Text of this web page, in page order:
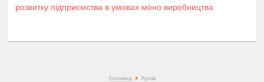
розвитку підприємства в умовах моно виробництва
Головна
Архів